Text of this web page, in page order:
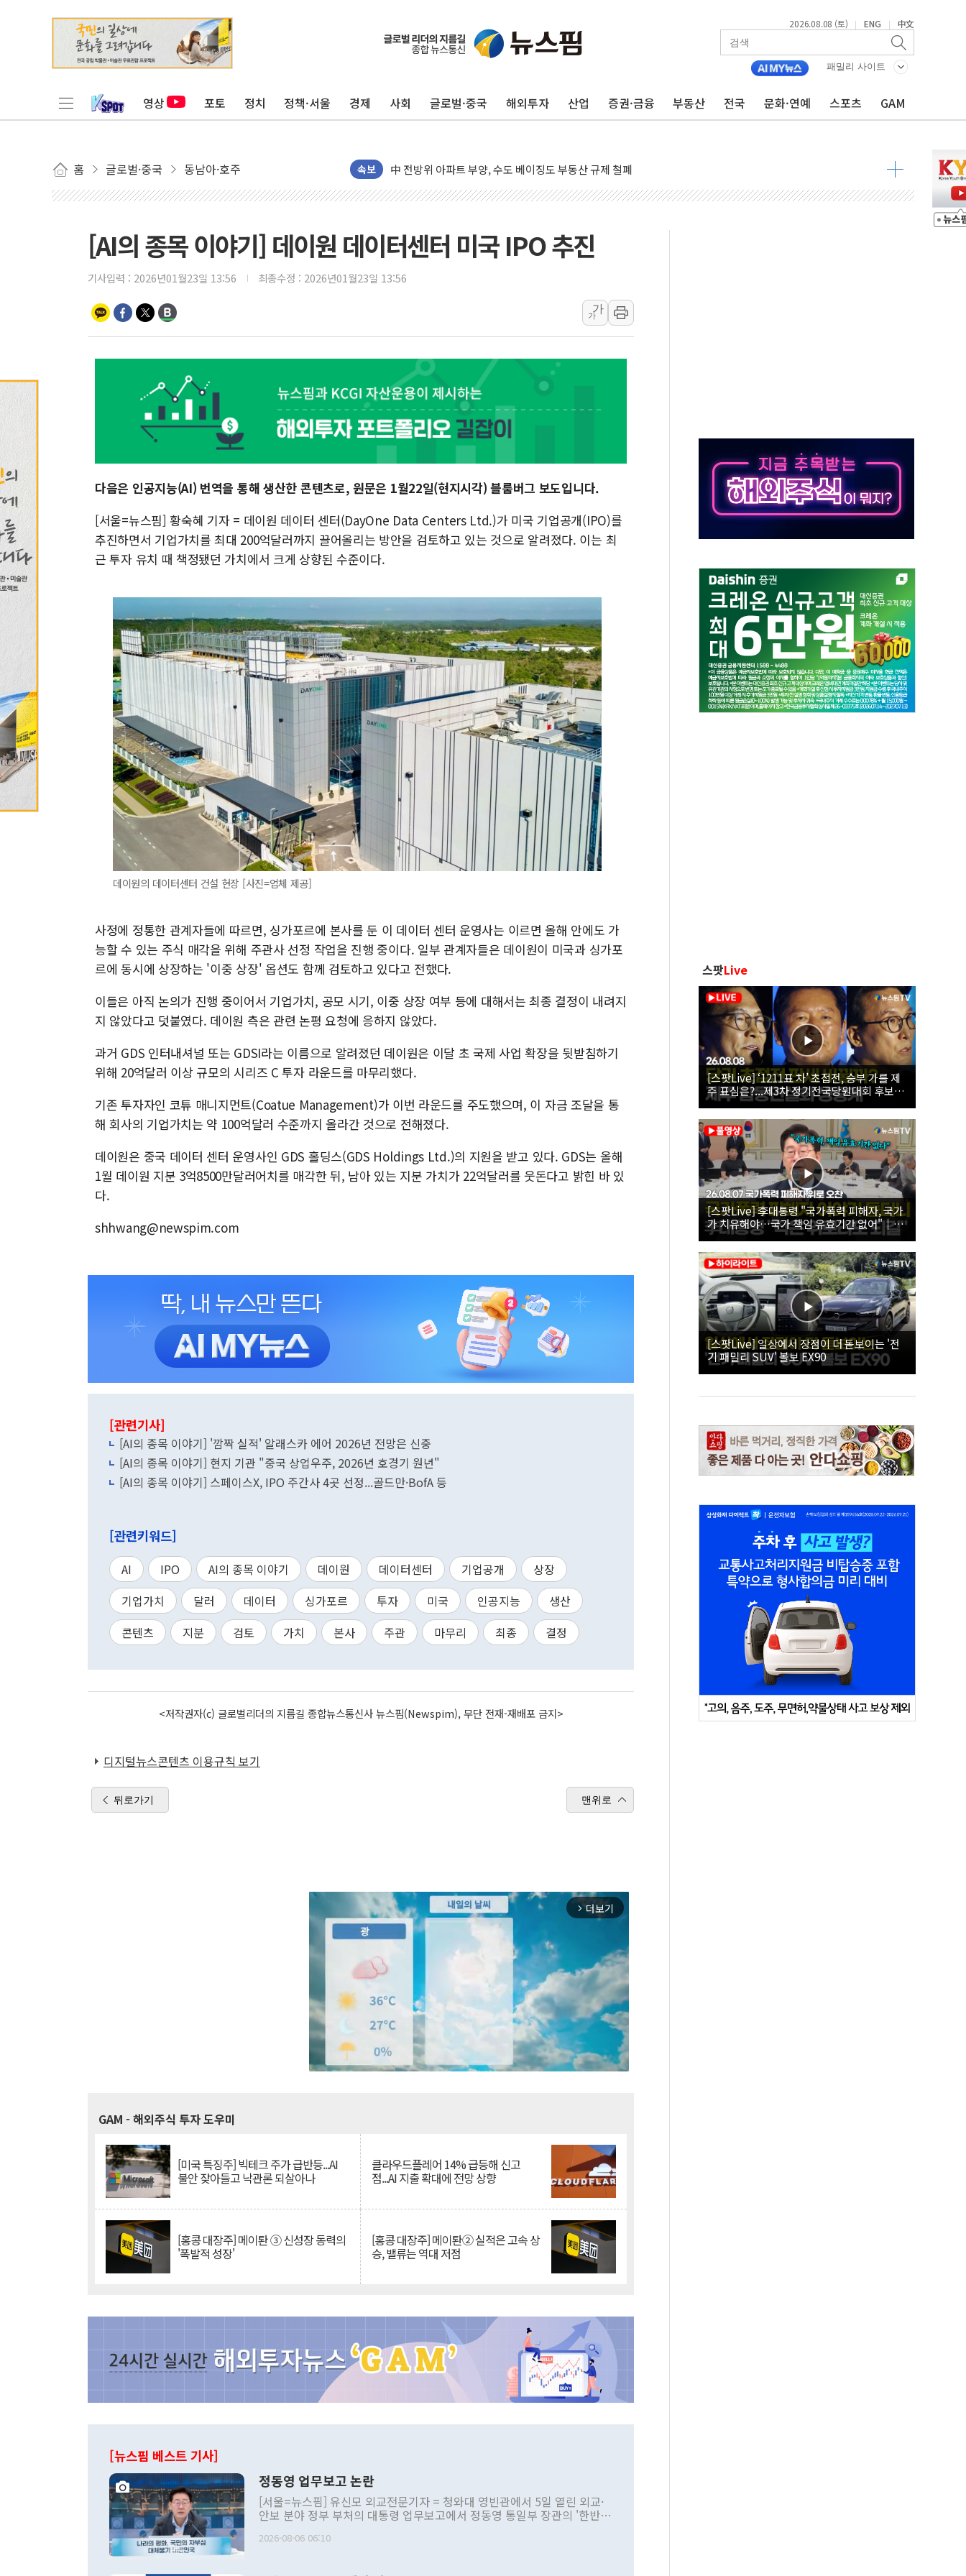
2026.08.08 (토) | ENG | 中文
패밀리 사이트
영상 포토 정치 정책·서울 경제 사회 글로벌·중국 해외투자 산업 증권·금융 부동산 전국 문화·연예 스포츠 GAM
홈 글로벌·중국 동남아·호주 속보
동해중부 전 해상 풍랑주의보…10일까지 최대 3.5m 높은 물결
연일 폭염에 온열질환 사망 23명…정부, 비상대응기구 가동
인제 용대리 계곡서 수위 상승으로 피서객 7명 고립…전원 구조
동해시, 11~14일 '별똥별 멍' 운영…페르세우스 유성우 관측
청양 밭에서 일하던 90대 숨져…온열질환 여부 조사
폭염에 車 운전면허 기능시험 오전 집중 편성…체감온도 38도 넘으면 중단
李대통령, 'ISA·주가누르기 방지법' 전면 재검토 지시
'호우 특보' 경북 울진 시간당 20~30mm 강한 비...가뭄 해소될 듯
주말 무더위·열대야 지속…내륙 곳곳 소나기
오세훈 "용산공원 주택 검토, 민주당 스스로 원칙 뒤집는 것"
충북 주말 무더위 지속…청주·진천 35도, 곳곳 소나기
10월 보완수사권 폐지·공소청 출범…피해자들 '범죄 사각지대' 우려
한상협, 업계 개인정보 보안 새판 짠다…'자율규제단체' 타진
민주당, 오늘 제주·인천 경선 발표...김민석 '재역전' vs 정청래 '격차 확대'
뉴욕증시, 고용 쇼크에 금리 인상 우려 후퇴…S&P500 최고치
유럽증시, 美 고용 예상 밖 부진에 연준 금리 인상 가능성 낮아지며 상승… STOXX 600 지수는 나흘 연속 최고치
미 연준 매파 기세 꺾이나…고용 감소에 9월 동결 전망 우세
[AI의 종목 이야기] 데이원 데이터센터 미국 IPO 추진
기사입력 : 2026년01월23일 13:56 최종수정 : 2026년01월23일 13:56
가
가
다음은 인공지능(AI) 번역을 통해 생산한 콘텐츠로, 원문은 1월22일(현지시각) 블룸버그 보도입니다.
[서울=뉴스핌] 황숙혜 기자 = 데이원 데이터 센터(DayOne Data Centers Ltd.)가 미국 기업공개(IPO)를
추진하면서 기업가치를 최대 200억달러까지 끌어올리는 방안을 검토하고 있는 것으로 알려졌다. 이는 최
근 투자 유치 때 책정됐던 가치에서 크게 상향된 수준이다.
데이원의 데이터센터 건설 현장 [사진=업체 제공]
사정에 정통한 관계자들에 따르면, 싱가포르에 본사를 둔 이 데이터 센터 운영사는 이르면 올해 안에도 가
능할 수 있는 주식 매각을 위해 주관사 선정 작업을 진행 중이다. 일부 관계자들은 데이원이 미국과 싱가포
르에 동시에 상장하는 '이중 상장' 옵션도 함께 검토하고 있다고 전했다.
이들은 아직 논의가 진행 중이어서 기업가치, 공모 시기, 이중 상장 여부 등에 대해서는 최종 결정이 내려지
지 않았다고 덧붙였다. 데이원 측은 관련 논평 요청에 응하지 않았다.
과거 GDS 인터내셔널 또는 GDSI라는 이름으로 알려졌던 데이원은 이달 초 국제 사업 확장을 뒷받침하기
위해 20억달러 이상 규모의 시리즈 C 투자 라운드를 마무리했다.
기존 투자자인 코튜 매니지먼트(Coatue Management)가 이번 라운드를 주도했으며, 이 자금 조달을 통
해 회사의 기업가치는 약 100억달러 수준까지 올라간 것으로 전해졌다.
데이원은 중국 데이터 센터 운영사인 GDS 홀딩스(GDS Holdings Ltd.)의 지원을 받고 있다. GDS는 올해
1월 데이원 지분 3억8500만달러어치를 매각한 뒤, 남아 있는 지분 가치가 22억달러를 웃돈다고 밝힌 바 있
다.
shhwang@newspim.com
[관련기사]
[AI의 종목 이야기] '깜짝 실적' 알래스카 에어 2026년 전망은 신중
[AI의 종목 이야기] 현지 기관 "중국 상업우주, 2026년 호경기 원년"
[AI의 종목 이야기] 스페이스X, IPO 주간사 4곳 선정...골드만·BofA 등
[관련키워드]
AI IPO AI의 종목 이야기 데이원 데이터센터 기업공개
상장
기업가치
달러 데이터 싱가포르 투자 미국 인공지능
생산
콘텐츠
지분 검토 가치 본사 주관 마무리 최종 결정
<저작권자(c) 글로벌리더의 지름길 종합뉴스통신사 뉴스핌(Newspim), 무단 전재-재배포 금지>
디지털뉴스콘텐츠 이용규칙 보기
뒤로가기 맨위로
arrow_forward_ios 더보기
GAM - 해외주식 투자 도우미
[미국 특징주] 빅테크 주가 급반등...AI
불안 잦아들고 낙관론 되살아나
클라우드플레어 14% 급등해 신고
점...AI 지출 확대에 전망 상향
[홍콩 대장주] 메이퇀 ③ 신성장 동력의
'폭발적 성장'
[홍콩 대장주] 메이퇀② 실적은 고속 상
승, 밸류는 역대 저점
[뉴스핌 베스트 기사]
정동영 업무보고 논란
[서울=뉴스핌] 유신모 외교전문기자 = 청와대 영빈관에서 5일 열린 외교·
안보 분야 정부 부처의 대통령 업무보고에서 정동영 통일부 장관의 '한반도
발언 중에는 정부 내 조율을 거치지 않은 사안을 정책으로 추진하겠다고 공
2026-08-06 06:10
스팟Live
[스팟Live] ‘1211표 차’ 초접전, 승부 가를 제
주 표심은?...제3차 정기전국당원대회 후보자
제주 합동연설회 생중계 | 26.08.08
[스팟Live] 李대통령 "국가폭력 피해자, 국가
가 치유해야…국가 책임 유효기간 없어"｜
26.08.07 국가폭력 피해자 위로 오찬
[스팟Live] 일상에서 장점이 더 돋보이는 '전
기 패밀리 SUV' 볼보 EX90